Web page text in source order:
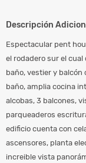
Descripción
Espectacular pent
el rodadero sur el
baño, vestier y balcón
baño, amplia cocina
alcobas, 3 balcones,
parqueaderos
edificio cuenta con
ascensores, planta
increible vista